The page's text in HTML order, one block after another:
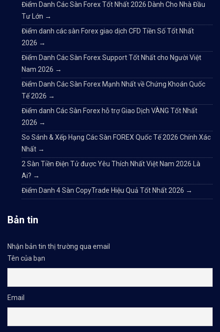
Điểm Danh Các Sàn Forex Tốt Nhất 2026 Dành Cho Nhà Đầu
Tư Lớn →
Điểm danh các sàn Forex giao dịch CFD Tiền Số Tốt Nhất
2026 →
Điểm Danh Các Sàn Forex Support Tốt Nhất cho Người Việt
Nam 2026 →
Điểm Danh Các Sàn Forex Mạnh Nhất về Chứng Khoán Quốc
Tế 2026 →
Điểm danh Các Sàn Forex hỗ trợ Giao Dịch VÀNG Tốt Nhất
2026 →
So Sánh & Xếp Hạng Các Sàn FOREX Quốc Tế 2026 Chính Xác
Nhất →
2 Sàn Tiền Điện Tử được Yêu Thích Nhất Việt Nam 2026 Là
Ai? →
Điểm Danh 4 Sàn CopyTrade Hiệu Quả Tốt Nhất 2026 →
Bản tin
Nhận bản tin thị trường qua email
Tên của bạn
Email